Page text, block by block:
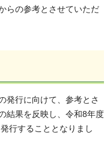
らの参考とさせていただ
発行に向けて、参考とさ
結果を反映し、令和8年度
行することとなりまし